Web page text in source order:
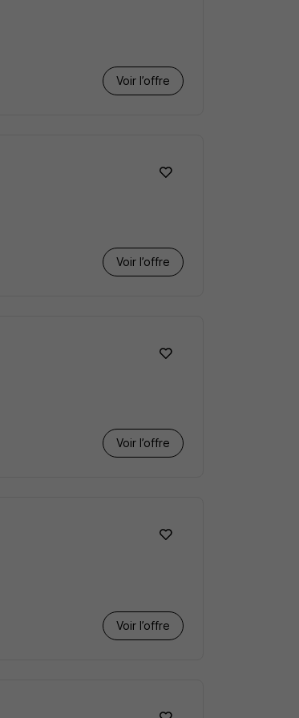
Voir l’offre
Voir l’offre
Voir l’offre
Voir l’offre